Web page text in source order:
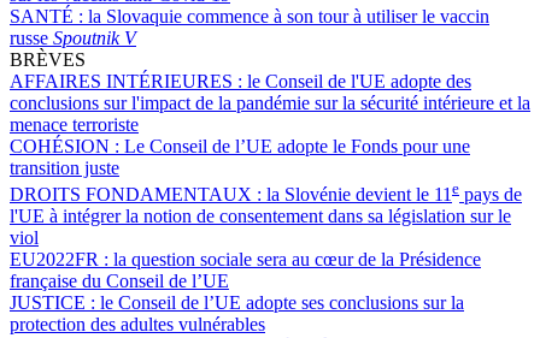
SANTÉ : la Slovaquie commence à son tour à utiliser le vaccin
russe Spoutnik V
BRÈVES
AFFAIRES INTÉRIEURES : le Conseil de l'UE adopte des
conclusions sur l'impact de la pandémie sur la sécurité intérieure et la
menace terroriste
COHÉSION : Le Conseil de l’UE adopte le Fonds pour une
transition juste
DROITS FONDAMENTAUX : la Slovénie devient le 11 e pays de
l'UE à intégrer la notion de consentement dans sa législation sur le
viol
EU2022FR : la question sociale sera au cœur de la Présidence
française du Conseil de l’UE
JUSTICE : le Conseil de l’UE adopte ses conclusions sur la
protection des adultes vulnérables